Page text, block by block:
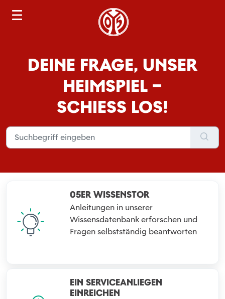
DEINE FRAGE, UNSER
HEIMSPIEL –
SCHIESS LOS!
05ER WISSENSTOR
Anleitungen in unserer
Wissensdatenbank erforschen und
Fragen selbstständig beantworten
EIN SERVICEANLIEGEN
EINREICHEN